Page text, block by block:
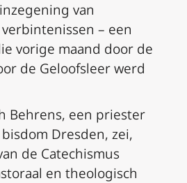
van
– een
vorige maand door de
de Geloofsleer werd
Behrens, een priester
Dresden, zei,
de Catechismus
en theologisch